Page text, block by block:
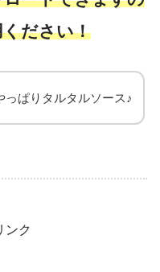
ださい！
っぱりタルタルソース♪
ンク